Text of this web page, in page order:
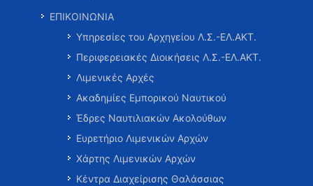
ΕΠΙΚΟΙΝΩΝΙΑ
Υπηρεσίες του Αρχηγείου Λ.Σ.-ΕΛ.ΑΚΤ.
Περιφερειακές Διοικήσεις Λ.Σ.-ΕΛ.ΑΚΤ.
Λιμενικές Αρχές
Ακαδημίες Εμπορικού Ναυτικού
Έδρες Ναυτιλιακών Ακολούθων
Ευρετήριο Λιμενικών Αρχών
Χάρτης Λιμενικών Αρχών
Κέντρα Διαχείρισης Θαλάσσιας